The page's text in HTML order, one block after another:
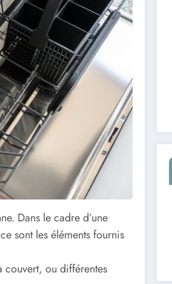
Dans le cadre d’une
sont les éléments fournis
couvert, ou différentes